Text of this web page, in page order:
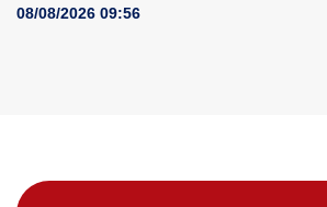
08/08/2026 09:56